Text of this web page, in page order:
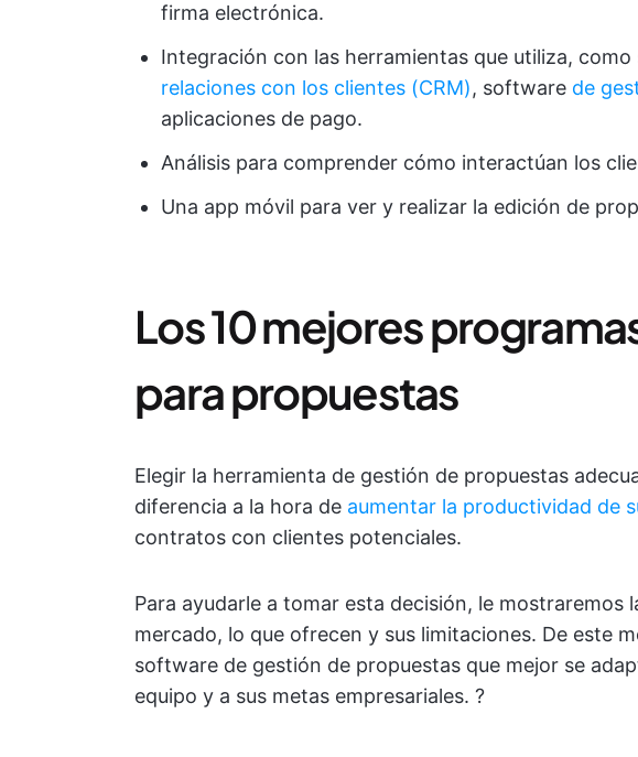
firma electrónica.
Integración con las herramientas que utiliza, como
relaciones con los clientes (CRM), software de
aplicaciones de pago.
Análisis para comprender cómo interactúan los
Una app móvil para ver y realizar la edición de
Los 10 mejores
para propuestas
Elegir la herramienta de gestión de propuestas
diferencia a la hora de aumentar la productividad de
contratos con clientes potenciales.
Para ayudarle a tomar esta decisión, le mostraremos
mercado, lo que ofrecen y sus limitaciones. De este
software de gestión de propuestas que mejor se
equipo y a sus metas empresariales. ?